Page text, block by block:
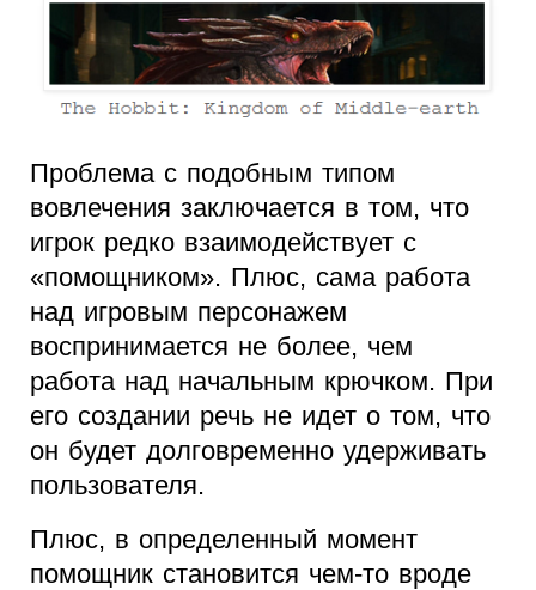
Проблема с подобным типом
вовлечения заключается в том, что
игрок редко взаимодействует с
«помощником». Плюс, сама работа
над игровым персонажем
воспринимается не более, чем
работа над начальным крючком. При
его создании речь не идет о том, что
он будет долговременно удерживать
пользователя.
Плюс, в определенный момент
помощник становится чем-то вроде